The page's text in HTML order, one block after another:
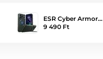
ESR Cyber Armor…
9 490 Ft